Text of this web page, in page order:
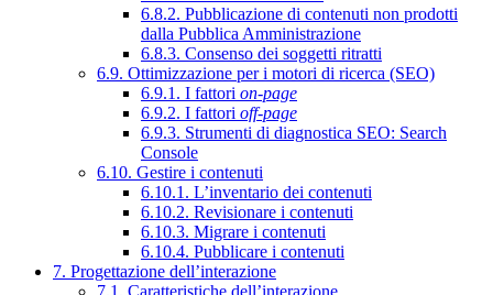
6.8.2. Pubblicazione di contenuti non prodotti
dalla Pubblica Amministrazione
6.8.3. Consenso dei soggetti ritratti
6.9. Ottimizzazione per i motori di ricerca (SEO)
6.9.1. I fattori on-page
6.9.2. I fattori off-page
6.9.3. Strumenti di diagnostica SEO: Search
Console
6.10. Gestire i contenuti
6.10.1. L’inventario dei contenuti
6.10.2. Revisionare i contenuti
6.10.3. Migrare i contenuti
6.10.4. Pubblicare i contenuti
7. Progettazione dell’interazione
7.1. Caratteristiche dell’interazione